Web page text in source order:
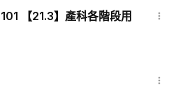
【21.3】產科各階段用